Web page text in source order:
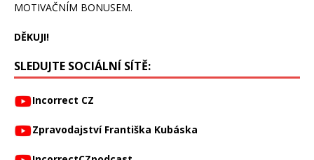
MOTIVAČNÍM BONUSEM.
DĚKUJI!
SLEDUJTE SOCIÁLNÍ SÍTĚ:
Incorrect CZ
Zpravodajství Františka Kubáska